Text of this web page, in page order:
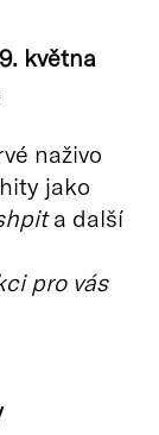
května
naživo
jako
a další
pro vás